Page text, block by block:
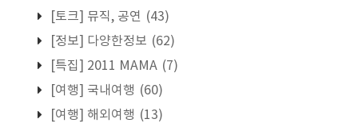
[토크] 뮤직, 공연 (43)
[정보] 다양한정보 (62)
[특집] 2011 MAMA (7)
[여행] 국내여행 (60)
[여행] 해외여행 (13)